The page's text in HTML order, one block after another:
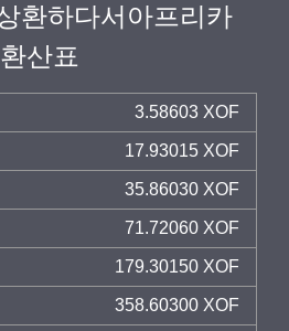
환하다서아프리카
산표
3.58603 XOF
17.93015 XOF
35.86030 XOF
71.72060 XOF
179.30150 XOF
358.60300 XOF